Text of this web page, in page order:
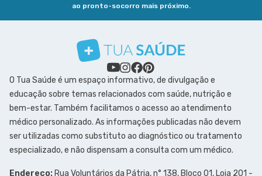
ao pronto-socorro mais próximo.
O Tua Saúde é um espaço informativo, de divulgação e
educação sobre temas relacionados com saúde, nutrição e
bem-estar. Também facilitamos o acesso ao atendimento
médico personalizado. As informações publicadas não devem
ser utilizadas como substituto ao diagnóstico ou tratamento
especializado, e não dispensam a consulta com um médico.
Endereço: Rua Voluntários da Pátria, n° 138, Bloco 01, Loja 201 -